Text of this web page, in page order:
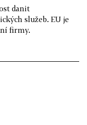
danit
služeb. EU je
firmy.